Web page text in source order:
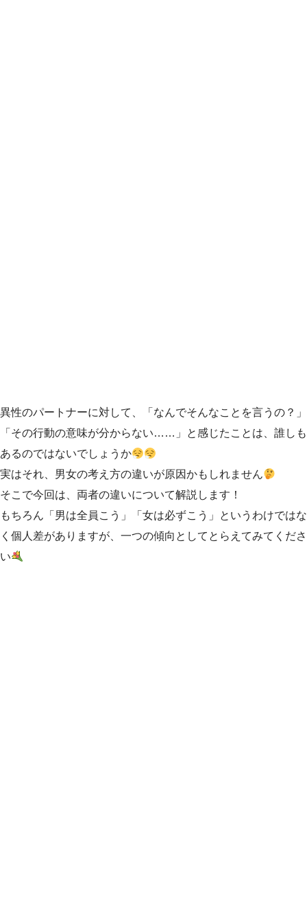
異性のパートナーに対して、「なんでそんなことを言うの？」
「その行動の意味が分からない……」と感じたことは、誰しも
あるのではないでしょうか
実はそれ、男女の考え方の違いが原因かもしれません
そこで今回は、両者の違いについて解説します！
もちろん「男は全員こう」「女は必ずこう」というわけではな
く個人差がありますが、一つの傾向としてとらえてみてくださ
い